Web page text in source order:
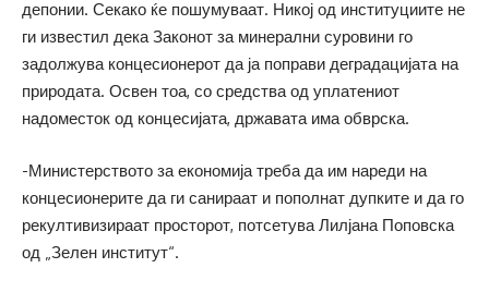
депонии. Секако ќе пошумуваат. Никој од институциите не
ги известил дека Законот за минерални суровини го
задолжува концесионерот да ја поправи деградацијата на
природата. Освен тоа, со средства од уплатениот
надоместок од концесијата, државата има обврска.
-Министерството за економија треба да им нареди на
концесионерите да ги санираат и пополнат дупките и да го
рекултивизираат просторот, потсетува Лилјана Поповска
од „Зелен институт“.